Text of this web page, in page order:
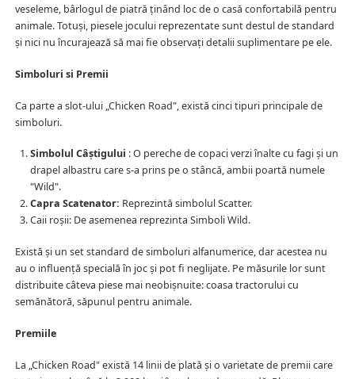
veseleme, bârlogul de piatră ținând loc de o casă confortabilă pentru
animale. Totuși, piesele jocului reprezentate sunt destul de standard
și nici nu încurajează să mai fie observați detalii suplimentare pe ele.
Simboluri si Premii
Ca parte a slot-ului „Chicken Road", există cinci tipuri principale de
simboluri.
Simbolul Câștigului : O pereche de copaci verzi înalte cu fagi și un
drapel albastru care s-a prins pe o stâncă, ambii poartă numele
"Wild".
Capra Scatenator: Reprezintă simbolul Scatter.
Caii roșii: De asemenea reprezinta Simboli Wild.
Există și un set standard de simboluri alfanumerice, dar acestea nu
au o influență specială în joc și pot fi neglijate. Pe măsurile lor sunt
distribuite câteva piese mai neobișnuite: coasa tractorului cu
semănătoră, săpunul pentru animale.
Premiile
La „Chicken Road" există 14 linii de plată și o varietate de premii care